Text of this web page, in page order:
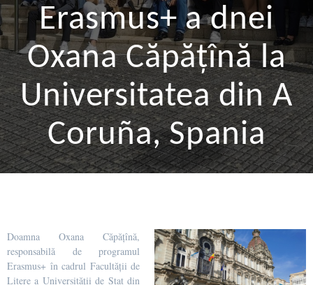
Erasmus+ a dnei
Oxana Căpățînă la
Universitatea din A
Coruña, Spania
Doamna Oxana Căpățînă,
responsabilă de programul
Erasmus+ în cadrul Facultății de
Litere a Universității de Stat din